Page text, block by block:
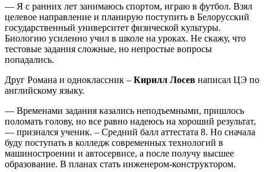
— Я с ранних лет занимаюсь спортом, играю в футбол. Взял
целевое направление и планирую поступить в Белорусский
государственный университет физической культуры.
Биологию усиленно учил в школе на уроках. Не скажу, что
тестовые задания сложные, но непростые вопросы
попадались.
Друг Романа и одноклассник – Кирилл Лосев написал ЦЭ по
английскому языку.
— Временами задания казались неподъемными, пришлось
поломать голову, но все равно надеюсь на хороший результат,
— признался ученик. – Средний балл аттестата 8. Но сначала
буду поступать в колледж современных технологий в
машиностроении и автосервисе, а после получу высшее
образование. В планах стать инженером-конструктором.